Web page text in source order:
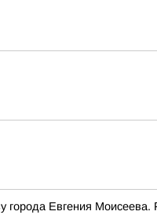
Евгения Моисеева.